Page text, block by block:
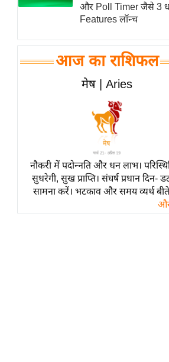
आर.
चाय पर
समीक्षा
व्रत
त्योहार
राशिफल
विशेष
और Poll Timer जैसे 3
Features लॉन्च
आज का राशिफल
मेष | Aries
नौकरी में पदोन्नति और धन लाभ।
सुधरेगी, सुख प्राप्ति। संघर्ष प्रधान दिन-
सामना करें। भटकाव और समय व्यर्थ